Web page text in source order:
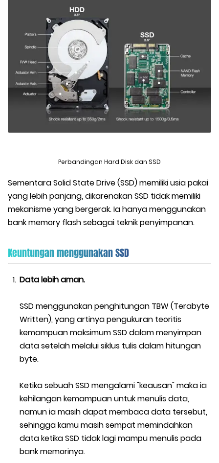
Perbandingan Hard Disk dan SSD
Sementara Solid State Drive (SSD) memiliki usia pakai
yang lebih panjang, dikarenakan SSD tidak memiliki
mekanisme yang bergerak. Ia hanya menggunakan
bank memory flash sebagai teknik penyimpanan.
Keuntungan menggunakan SSD
Data lebih aman.
SSD menggunakan penghitungan TBW (Terabyte
Written), yang artinya pengukuran teoritis
kemampuan maksimum SSD dalam menyimpan
data setelah melalui siklus tulis dalam hitungan
byte.
Ketika sebuah SSD mengalami "keausan" maka ia
kehilangan kemampuan untuk menulis data,
namun ia masih dapat membaca data tersebut,
sehingga kamu masih sempat memindahkan
data ketika SSD tidak lagi mampu menulis pada
bank memorinya.